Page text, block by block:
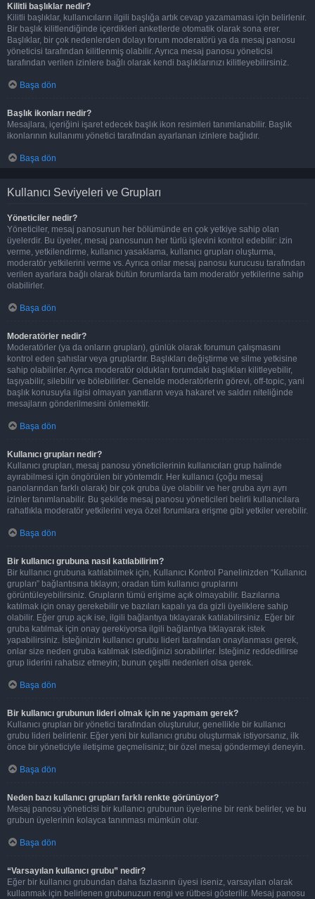
Kilitli başlıklar nedir?
Kilitli başlıklar, kullanıcıların ilgili başlığa artık cevap yazamaması için belirlenir.
Bir başlık kilitlendiğinde içerdikleri anketlerde otomatik olarak sona erer.
Başlıklar, bir çok nedenlerden dolayı forum moderatörü ya da mesaj panosu
yöneticisi tarafından kilitlenmiş olabilir. Ayrıca mesaj panosu yöneticisi
tarafından verilen izinlere bağlı olarak kendi başlıklarınızı kilitleyebilirsiniz.
Başa dön
Başlık ikonları nedir?
Mesajlara, içeriğini işaret edecek başlık ikon resimleri tanımlanabilir. Başlık
ikonlarının kullanımı yönetici tarafından ayarlanan izinlere bağlıdır.
Başa dön
Kullanıcı Seviyeleri ve Grupları
Yöneticiler nedir?
Yöneticiler, mesaj panosunun her bölümünde en çok yetkiye sahip olan
üyelerdir. Bu üyeler, mesaj panosunun her türlü işlevini kontrol edebilir: izin
verme, yetkilendirme, kullanıcı yasaklama, kullanıcı grupları oluşturma,
moderatör yetkilerini verme vs. Ayrıca onlar mesaj panosu kurucusu tarafından
verilen ayarlara bağlı olarak bütün forumlarda tam moderatör yetkilerine sahip
olabilirler.
Başa dön
Moderatörler nedir?
Moderatörler (ya da onların grupları), günlük olarak forumun çalışmasını
kontrol eden şahıslar veya gruplardır. Başlıkları değiştirme ve silme yetkisine
sahip olabilirler. Ayrıca moderatör oldukları forumdaki başlıkları kilitleyebilir,
taşıyabilir, silebilir ve bölebilirler. Genelde moderatörlerin görevi, off-topic, yani
başlık konusuyla ilgisi olmayan yanıtların veya hakaret ve saldırı niteliğinde
mesajların gönderilmesini önlemektir.
Başa dön
Kullanıcı grupları nedir?
Kullanıcı grupları, mesaj panosu yöneticilerinin kullanıcıları grup halinde
ayırabilmesi için öngörülen bir yöntemdir. Her kullanıcı (çoğu mesaj
panolarından farklı olarak) bir çok gruba üye olabilir ve her gruba ayrı ayrı
izinler tanımlanabilir. Bu şekilde mesaj panosu yöneticileri belirli kullanıcılara
rahatlıkla moderatör yetkilerini veya özel forumlara erişme gibi yetkiler verebilir.
Başa dön
Bir kullanıcı grubuna nasıl katılabilirim?
Bir kullanıcı grubuna katılabilmek için, Kullanıcı Kontrol Panelinizden “Kullanıcı
grupları” bağlantısına tıklayın; oradan tüm kullanıcı gruplarını
görüntüleyebilirsiniz. Grupların tümü erişime açık olmayabilir. Bazılarına
katılmak için onay gerekebilir ve bazıları kapalı ya da gizli üyeliklere sahip
olabilir. Eğer grup açık ise, ilgili bağlantıya tıklayarak katılabilirsiniz. Eğer bir
gruba katılmak için onay gerekiyorsa ilgili bağlantıya tıklayarak istek
yapabilirsiniz. İsteğinizin kullanıcı grubu lideri tarafından onaylanması gerek,
onlar size neden gruba katılmak istediğinizi sorabilirler. İsteğiniz reddedilirse
grup liderini rahatsız etmeyin; bunun çeşitli nedenleri olsa gerek.
Başa dön
Bir kullanıcı grubunun lideri olmak için ne yapmam gerek?
Kullanıcı grupları bir yönetici tarafından oluşturulur, genellikle bir kullanıcı
grubu lideri belirlenir. Eğer yeni bir kullanıcı grubu oluşturmak istiyorsanız, ilk
önce bir yöneticiyle iletişime geçmelisiniz; bir özel mesaj göndermeyi deneyin.
Başa dön
Neden bazı kullanıcı grupları farklı renkte görünüyor?
Mesaj panosu yöneticisi bir kullanıcı grubunun üyelerine bir renk belirler, ve bu
grubun üyelerinin kolayca tanınması mümkün olur.
Başa dön
“Varsayılan kullanıcı grubu” nedir?
Eğer bir kullanıcı grubundan daha fazlasının üyesi iseniz, varsayılan olarak
kullanmak için belirlenen grubunuzun rengi ve rütbesi gösterilir. Mesaj panosu